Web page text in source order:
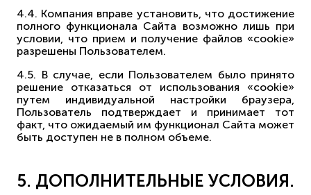
4.4. Компания вправе установить, что достижение
полного функционала Сайта возможно лишь при
условии, что прием и получение файлов «cookie»
разрешены Пользователем.
4.5. В случае, если Пользователем было принято
решение отказаться от использования «cookie»
путем индивидуальной настройки браузера,
Пользователь подтверждает и принимает тот
факт, что ожидаемый им функционал Сайта может
быть доступен не в полном объеме.
5. ДОПОЛНИТЕЛЬНЫЕ УСЛОВИЯ.